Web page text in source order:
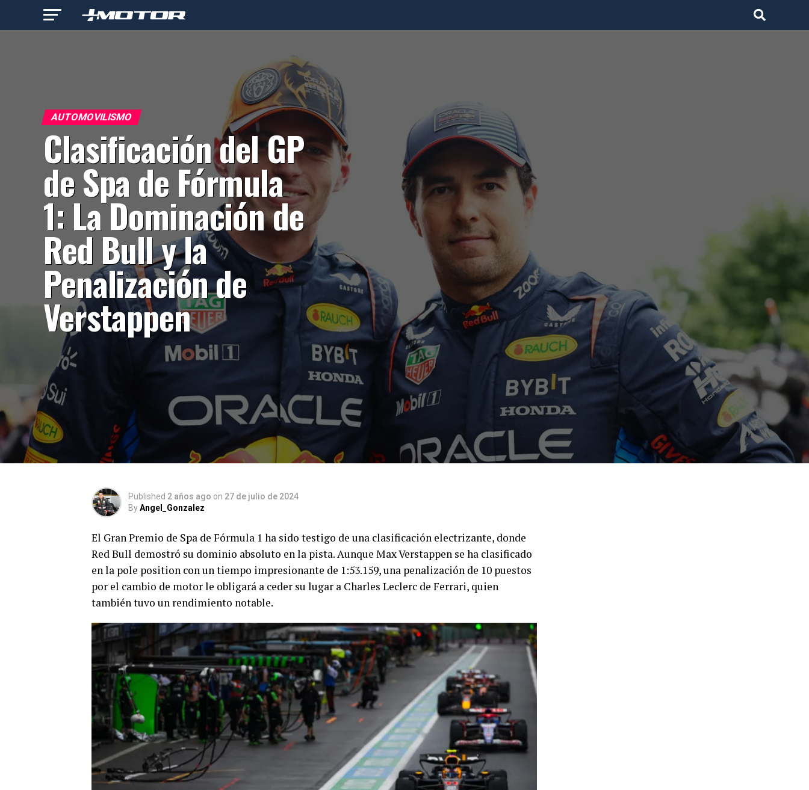
AUTOMOVILISMO
Clasificación del GP
de Spa de Fórmula
1: La Dominación de
Red Bull y la
Penalización de
Verstappen
Published 2 años ago on 27 de julio de 2024
ByAngel_Gonzalez
El Gran Premio de Spa de Fórmula 1 ha sido testigo de una clasificación electrizante, donde
Red Bull demostró su dominio absoluto en la pista. Aunque Max Verstappen se ha clasificado
en la pole position con un tiempo impresionante de 1:53.159, una penalización de 10 puestos
por el cambio de motor le obligará a ceder su lugar a Charles Leclerc de Ferrari, quien
también tuvo un rendimiento notable.